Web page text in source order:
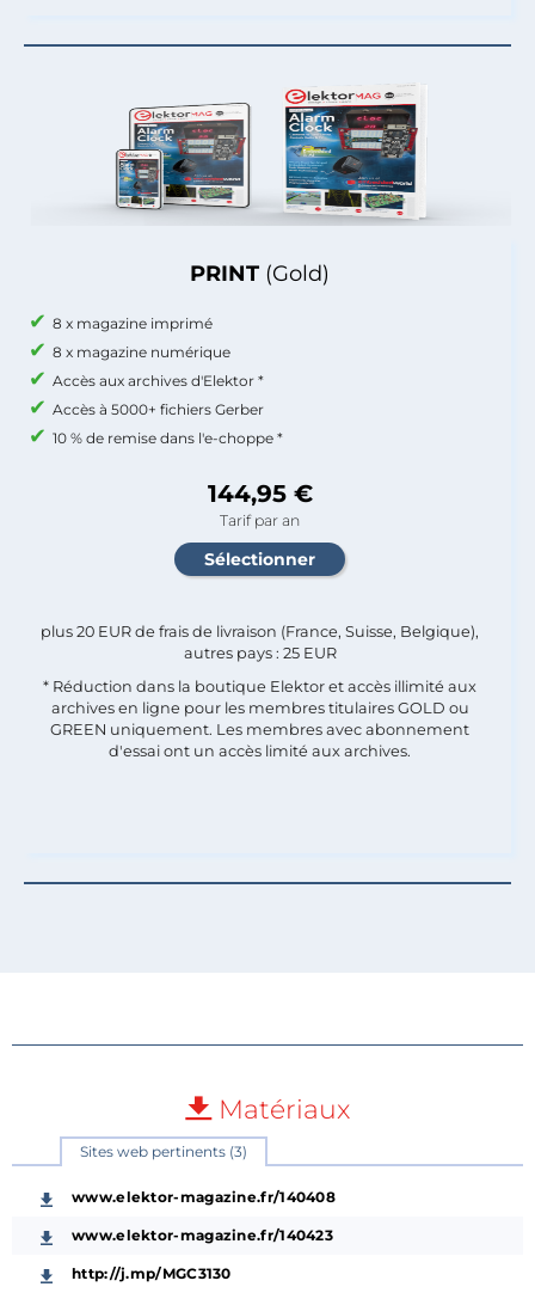
PRINT (Gold)
8 x magazine imprimé
8 x magazine numérique
Accès aux archives d'Elektor *
Accès à 5000+ fichiers Gerber
10 % de remise dans l'e-choppe *
144,95 €
Tarif par an
plus 20 EUR de frais de livraison (France, Suisse, Belgique),
autres pays : 25 EUR
* Réduction dans la boutique Elektor et accès illimité aux
archives en ligne pour les membres titulaires GOLD ou
GREEN uniquement. Les membres avec abonnement
d'essai ont un accès limité aux archives.
Matériaux
Sites web pertinents (3)
www.elektor-magazine.fr/140408
www.elektor-magazine.fr/140423
http://j.mp/MGC3130